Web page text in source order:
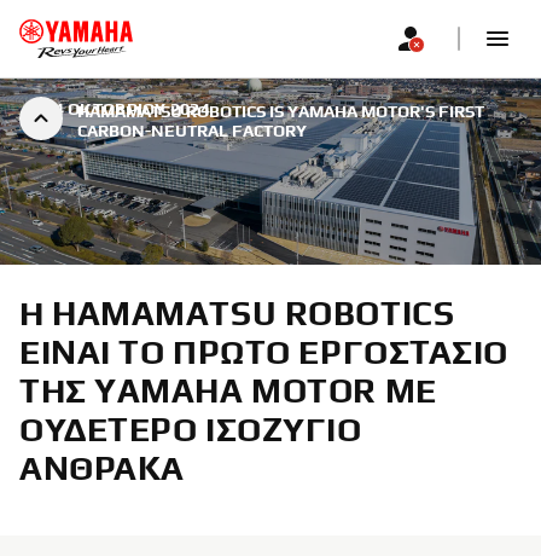
HAMAMATSU ROBOTICS IS YAMAHA MOTOR'S FIRST
CARBON-NEUTRAL FACTORY
24 ΟΚΤΩΒΡΊΟΥ 2024
Η HAMAMATSU ROBOTICS
ΕΊΝΑΙ ΤΟ ΠΡΏΤΟ ΕΡΓΟΣΤΆΣΙΟ
ΤΗΣ YAMAHA MOTOR ΜΕ
ΟΥΔΈΤΕΡΟ ΙΣΟΖΎΓΙΟ
ΆΝΘΡΑΚΑ